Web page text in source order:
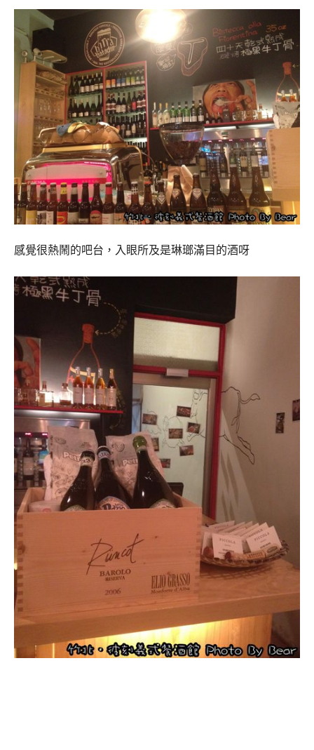
感覺很熱鬧的吧台，入眼所及是琳瑯滿目的酒呀